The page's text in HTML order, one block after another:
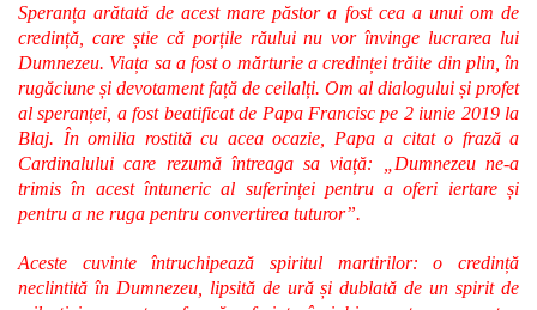
Speranța arătată de acest mare păstor a fost cea a unui om de
credință, care știe că porțile răului nu vor învinge lucrarea lui
Dumnezeu. Viața sa a fost o mărturie a credinței trăite din plin, în
rugăciune și devotament față de ceilalți. Om al dialogului și profet
al speranței, a fost beatificat de Papa Francisc pe 2 iunie 2019 la
Blaj. În omilia rostită cu acea ocazie, Papa a citat o frază a
Cardinalului care rezumă întreaga sa viață: „Dumnezeu ne-a
trimis în acest întuneric al suferinței pentru a oferi iertare și
pentru a ne ruga pentru convertirea tuturor”.
Aceste cuvinte întruchipează spiritul martirilor: o credință
neclintită în Dumnezeu, lipsită de ură și dublată de un spirit de